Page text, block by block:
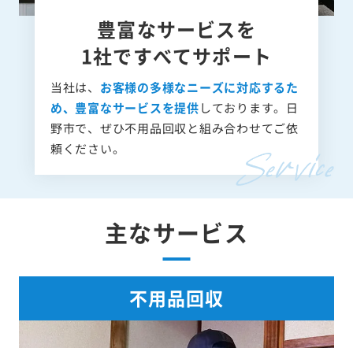
豊富なサービスを
1社ですべてサポート
当社は、 お客様の多様なニーズに対応するた
め、豊富なサービスを提供しております。日
野市で、ぜひ不用品回収と組み合わせてご依
頼ください。
主なサービス
不用品回収